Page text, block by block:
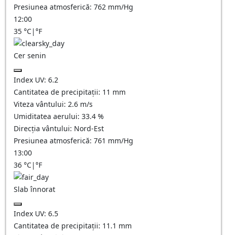
Presiunea atmosferică: 762 mm/Hg
12:00
35 °C|°F
Cer senin
Index UV: 6.2
Cantitatea de precipitații: 11 mm
Viteza vântului: 2.6 m/s
Umiditatea aerului: 33.4 %
Direcția vântului: Nord-Est
Presiunea atmosferică: 761 mm/Hg
13:00
36 °C|°F
Slab înnorat
Index UV: 6.5
Cantitatea de precipitații: 11.1 mm